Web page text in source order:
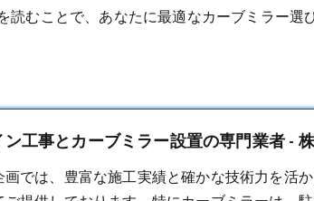
読むことで、あなたに最適なカーブミラー
工事とカーブミラー設置の専門業者 -
では、豊富な施工実績と確かな技術力を活